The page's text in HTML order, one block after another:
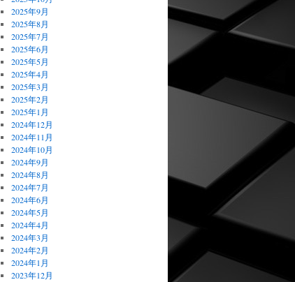
2025年9月
2025年8月
2025年7月
2025年6月
2025年5月
2025年4月
2025年3月
2025年2月
2025年1月
2024年12月
2024年11月
2024年10月
2024年9月
2024年8月
2024年7月
2024年6月
2024年5月
2024年4月
2024年3月
2024年2月
2024年1月
2023年12月